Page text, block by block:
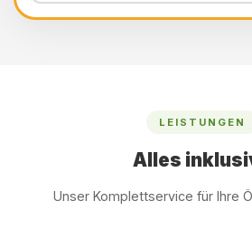
LEISTUNGEN
Alles
Unser Komplettservice für Ihre